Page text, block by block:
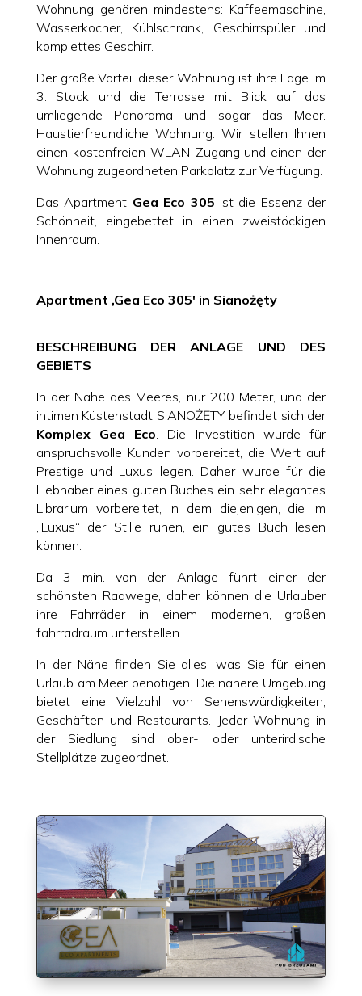
Wohnung gehören mindestens: Kaffeemaschine,
Wasserkocher, Kühlschrank, Geschirrspüler und
komplettes Geschirr.
Der große Vorteil dieser Wohnung ist ihre Lage im
3. Stock und die Terrasse mit Blick auf das
umliegende Panorama und sogar das Meer.
Haustierfreundliche Wohnung. Wir stellen Ihnen
einen kostenfreien WLAN-Zugang und einen der
Wohnung zugeordneten Parkplatz zur Verfügung.
Das Apartment Gea Eco 305 ist die Essenz der
Schönheit, eingebettet in einen zweistöckigen
Innenraum.
Apartment ‚Gea Eco 305′ in Sianożęty
BESCHREIBUNG DER ANLAGE UND DES
GEBIETS
In der Nähe des Meeres, nur 200 Meter, und der
intimen Küstenstadt SIANOŻĘTY befindet sich der
Komplex Gea Eco. Die Investition wurde für
anspruchsvolle Kunden vorbereitet, die Wert auf
Prestige und Luxus legen. Daher wurde für die
Liebhaber eines guten Buches ein sehr elegantes
Librarium vorbereitet, in dem diejenigen, die im
„Luxus“ der Stille ruhen, ein gutes Buch lesen
können.
Da 3 min. von der Anlage führt einer der
schönsten Radwege, daher können die Urlauber
ihre Fahrräder in einem modernen, großen
fahrradraum unterstellen.
In der Nähe finden Sie alles, was Sie für einen
Urlaub am Meer benötigen. Die nähere Umgebung
bietet eine Vielzahl von Sehenswürdigkeiten,
Geschäften und Restaurants. Jeder Wohnung in
der Siedlung sind ober- oder unterirdische
Stellplätze zugeordnet.